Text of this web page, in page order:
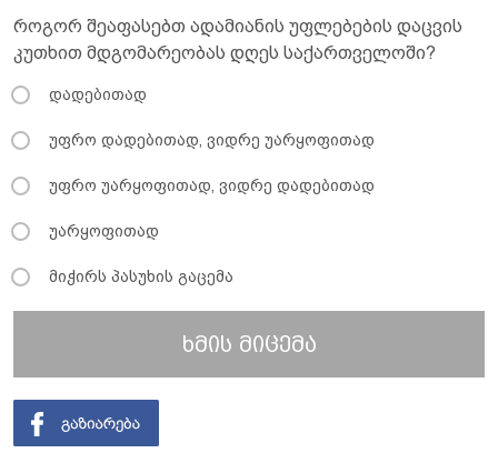
როგორ შეაფასებთ ადამიანის უფლებების დაცვის
კუთხით მდგომარეობას დღეს საქართველოში?
დადებითად
უფრო დადებითად, ვიდრე უარყოფითად
უფრო უარყოფითად, ვიდრე დადებითად
უარყოფითად
მიჭირს პასუხის გაცემა
ხმის მიცემა